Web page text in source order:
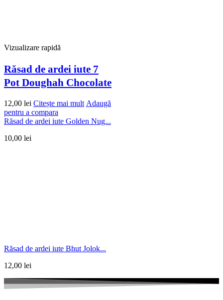
Vizualizare rapidă
Răsad de ardei iute 7
Pot Doughah Chocolate
12,00 lei Citește mai mult Adaugă
pentru a compara
Răsad de ardei iute Golden Nug...
10,00 lei
Răsad de ardei iute Bhut Jolok...
12,00 lei